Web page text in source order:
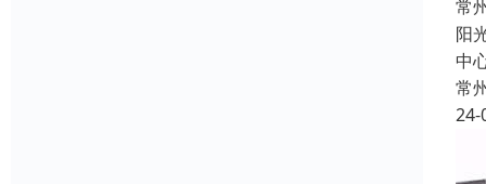
常
阳
中
常
24-